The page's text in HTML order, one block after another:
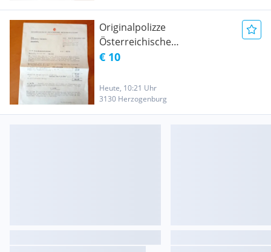
Originalpolizze
Österreichische
Versicherung AG
€ 10
Heute, 10:21 Uhr
3130 Herzogenburg